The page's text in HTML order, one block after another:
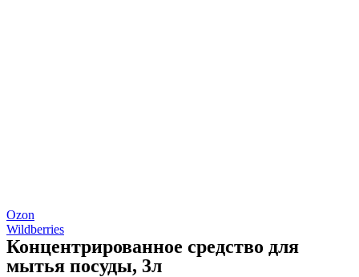
Ozon
Wildberries
Концентрированное средство для
мытья посуды, 3л